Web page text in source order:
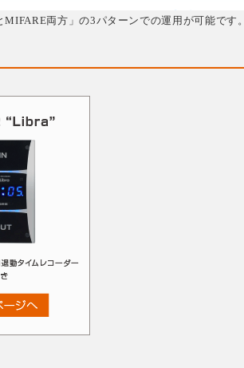
両方」の3パターンでの運用が可能です。